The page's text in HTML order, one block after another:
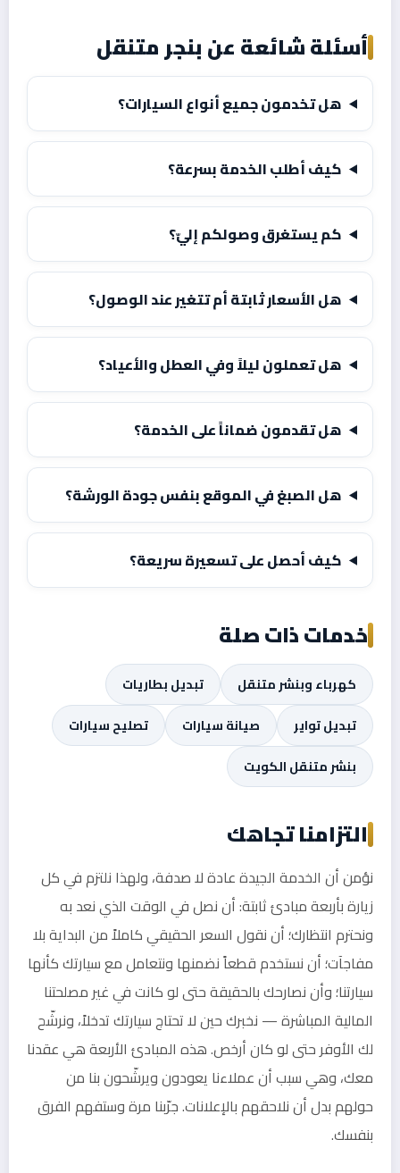
أسئلة شائعة عن بنجر متنقل
هل تخدمون جميع أنواع السيارات؟
كيف أطلب الخدمة بسرعة؟
كم يستغرق وصولكم إليّ؟
هل الأسعار ثابتة أم تتغير عند الوصول؟
هل تعملون ليلاً وفي العطل والأعياد؟
هل تقدمون ضماناً على الخدمة؟
هل الصبغ في الموقع بنفس جودة الورشة؟
كيف أحصل على تسعيرة سريعة؟
خدمات ذات صلة
كهرباء وبنشر متنقل
تبديل بطاريات
تبديل تواير
صيانة سيارات
تصليح سيارات
بنشر متنقل الكويت
التزامنا تجاهك
نؤمن أن الخدمة الجيدة عادة لا صدفة، ولهذا نلتزم في كل
زيارة بأربعة مبادئ ثابتة: أن نصل في الوقت الذي نعد به
ونحترم انتظارك؛ أن نقول السعر الحقيقي كاملاً من البداية بلا
مفاجآت؛ أن نستخدم قطعاً نضمنها ونتعامل مع سيارتك كأنها
سيارتنا؛ وأن نصارحك بالحقيقة حتى لو كانت في غير مصلحتنا
المالية المباشرة — نخبرك حين لا تحتاج سيارتك تدخلاً، ونرشّح
لك الأوفر حتى لو كان أرخص. هذه المبادئ الأربعة هي عقدنا
معك، وهي سبب أن عملاءنا يعودون ويرشّحون بنا من
حولهم بدل أن نلاحقهم بالإعلانات. جرّبنا مرة وستفهم الفرق
بنفسك.